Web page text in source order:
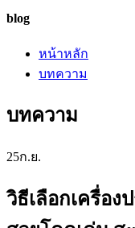
blog
หน้าหลัก
บทความ
บทความ
25ก.ย.
วิธีเลือกเครื่อง